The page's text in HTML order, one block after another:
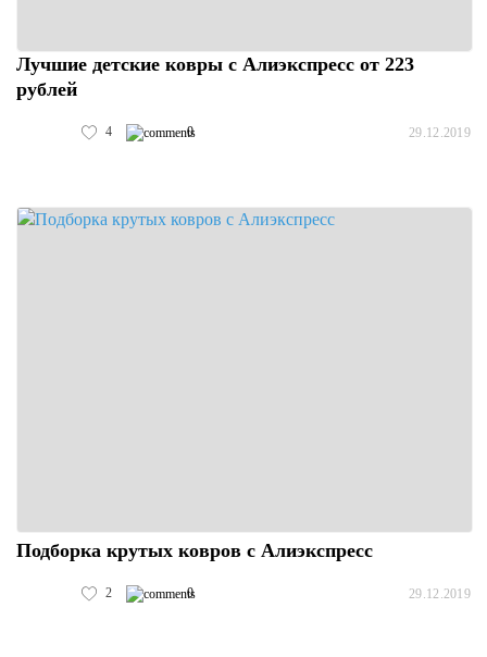
Лучшие детские ковры с Алиэкспресс от 223
рублей
4 0 29.12.2019
Подборка крутых ковров с Алиэкспресс
2 0 29.12.2019